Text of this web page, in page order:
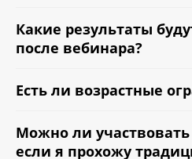
Какие результаты
после вебинара?
Есть ли возрастные
Можно ли
если я прохожу